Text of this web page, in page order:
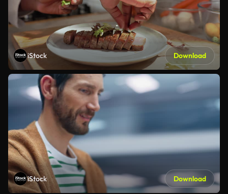
iStock Download
iStock Download